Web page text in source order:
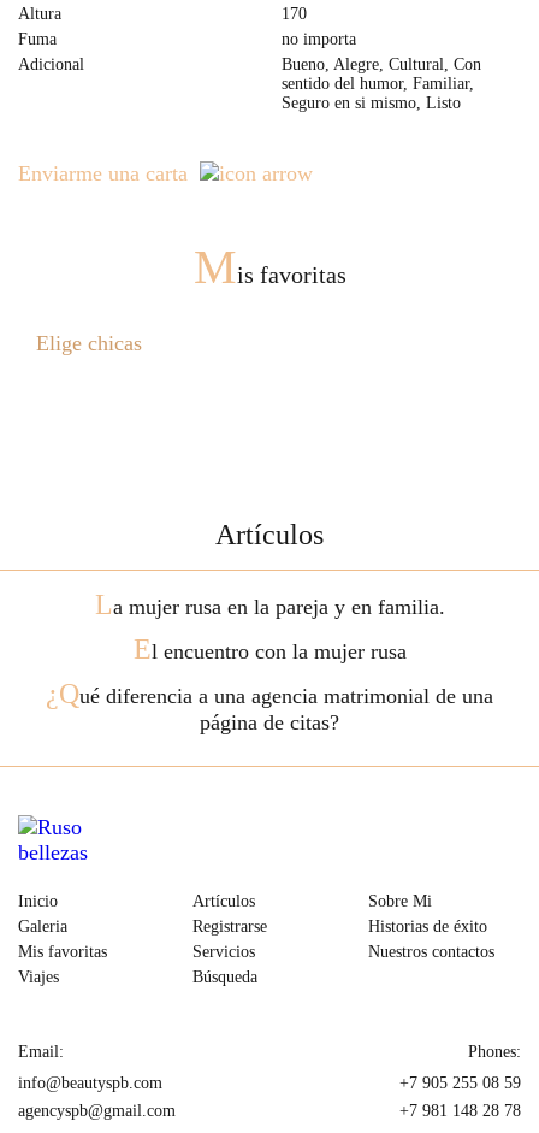
Altura
170
Fuma
no importa
Adicional
Bueno, Alegre, Cultural, Con
sentido del humor, Familiar,
Seguro en si mismo, Listo
Enviarme una carta
Mis favoritas
Elige chicas
Artículos
La mujer rusa en la pareja y en familia.
El encuentro con la mujer rusa
¿Qué diferencia a una agencia matrimonial de una
página de citas?
Inicio
Galeria
Mis favoritas
Viajes
Artículos
Registrarse
Servicios
Búsqueda
Sobre Mi
Historias de éxito
Nuestros contactos
Email:
info@beautyspb.com
agencyspb@gmail.com
Phones:
+7 905 255 08 59
+7 981 148 28 78